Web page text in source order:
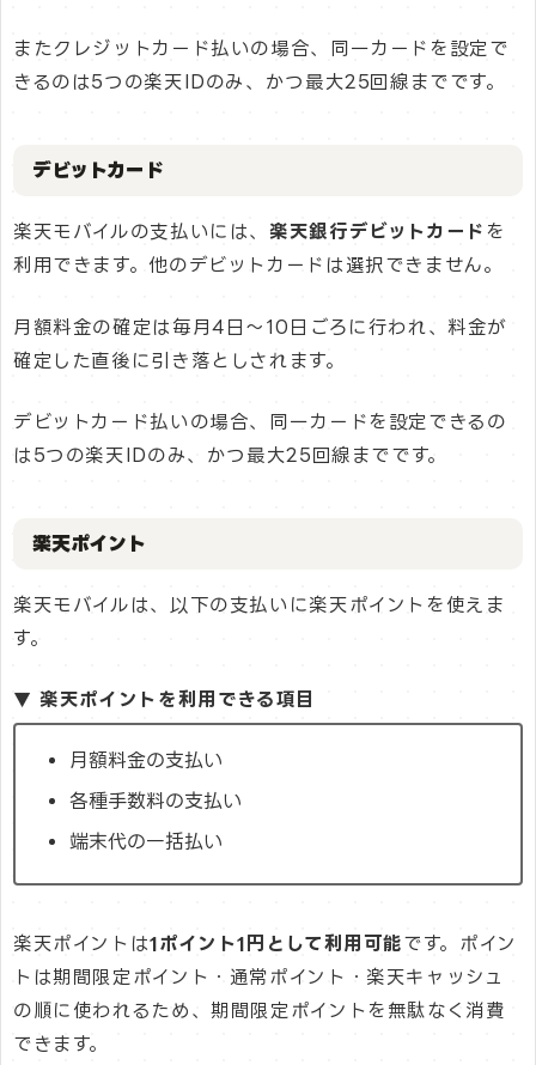
またクレジットカード払いの場合、同一カードを設定で
きるのは5つの楽天IDのみ、かつ最大25回線までです。
デビットカード
楽天モバイルの支払いには、楽天銀行デビットカード を
利用できます。他のデビットカードは選択できません。
月額料金の確定は毎月4日〜10日ごろに行われ、料金が
確定した直後に引き落としされます。
デビットカード払いの場合、同一カードを設定できるの
は5つの楽天IDのみ、かつ最大25回線までです。
楽天ポイント
楽天モバイルは、以下の支払いに楽天ポイントを使えま
す。
▼ 楽天ポイントを利用できる項目
月額料金の支払い
各種手数料の支払い
端末代の一括払い
楽天ポイントは1ポイント1円として利用可能です。ポイン
トは期間限定ポイント・通常ポイント・楽天キャッシュ
の順に使われるため、期間限定ポイントを無駄なく消費
できます。